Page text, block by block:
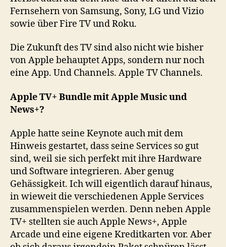
Fernsehern von Samsung, Sony, LG und Vizio
sowie über Fire TV und Roku.
Die Zukunft des TV sind also nicht wie bisher
von Apple behauptet Apps, sondern nur noch
eine App. Und Channels. Apple TV Channels.
Apple TV+ Bundle mit Apple Music und
News+?
Apple hatte seine Keynote auch mit dem
Hinweis gestartet, dass seine Services so gut
sind, weil sie sich perfekt mit ihre Hardware
und Software integrieren. Aber genug
Gehässigkeit. Ich will eigentlich darauf hinaus,
in wieweit die verschiedenen Apple Services
zusammenspielen werden. Denn neben Apple
TV+ stellten sie auch Apple News+, Apple
Arcade und eine eigene Kreditkarten vor. Aber